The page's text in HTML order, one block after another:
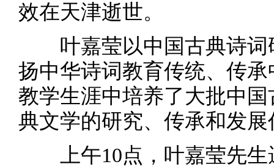
效在天津逝世。
叶嘉莹以中国古典诗词
扬中华诗词教育传统、传
教学生涯中培养了大批中
典文学的研究、传承和发
上午10点，叶嘉莹先生